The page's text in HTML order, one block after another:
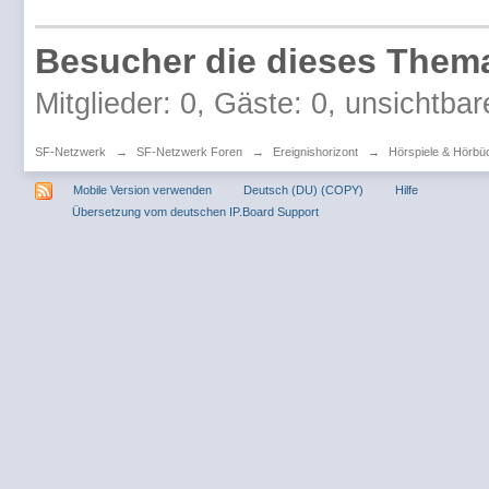
Besucher die dieses
Mitglieder: 0, Gäste: 0,
SF-Netzwerk → SF-Netzwerk Foren → Ereignishorizont → Hörspiele &
Mobile Version verwenden Deutsch (DU) (COPY)
Hilfe
Übersetzung vom deutschen IP.Board Support